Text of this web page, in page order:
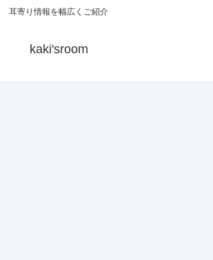
耳寄り情報を幅広くご紹介
kaki'sroom